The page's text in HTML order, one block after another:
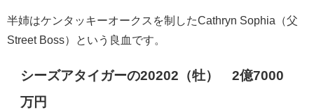
半姉はケンタッキーオークスを制したCathryn Sophia（父
Street Boss）という良血です。
シーズアタイガーの20202（牡） 2億7000
万円